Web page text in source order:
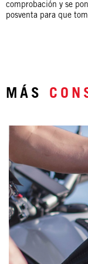
comprobación y se
posventa para que
MÁS